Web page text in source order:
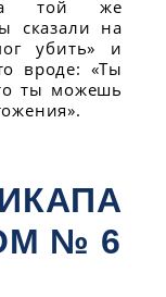
той же
сказали на
убить» и
вроде: «Ты
ты можешь
№ 6